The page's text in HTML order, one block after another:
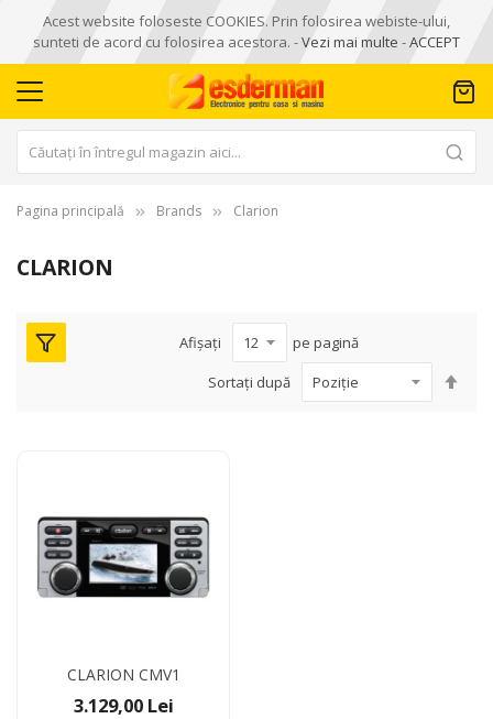
Acest website foloseste COOKIES. Prin folosirea webiste-ului,
sunteti de acord cu folosirea acestora. -Vezi mai multe -ACCEPT
Pagina principală Brands Clarion
CLARION
Afișați
pe pagină
Sortați după
CLARION CMV1
3.129,00 Lei